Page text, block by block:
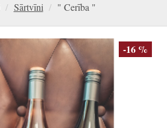
Sārtvīni " Cerība "
-16 %